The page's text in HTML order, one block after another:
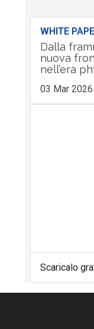
WHITE
Dalla
nuova
nell’era
03 Mar 2026
Scaricalo